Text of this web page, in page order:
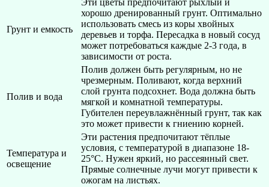
Грунт и емкость
хорошо дренированный грунт. Оптимально
использовать смесь из коры хвойных
деревьев и торфа. Пересадка в новый сосуд
может потребоваться каждые 2-3 года, в
зависимости от роста.
Полив и вода
Полив должен быть регулярным, но не
чрезмерным. Поливают, когда верхний
слой грунта подсохнет. Вода должна быть
мягкой и комнатной температуры.
Губителен переувлажнённый грунт, так как
это может привести к гниению корней.
Температура и
освещение
Эти растения предпочитают тёплые
условия, с температурой в диапазоне 18-
25°C. Нужен яркий, но рассеянный свет.
Прямые солнечные лучи могут привести к
ожогам на листьях.